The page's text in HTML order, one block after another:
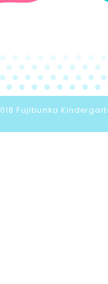
Fujibunka